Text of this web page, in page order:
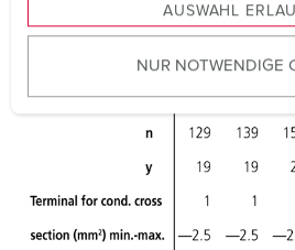
u
w
AUSWAHL
NUR NOTWENDIGE